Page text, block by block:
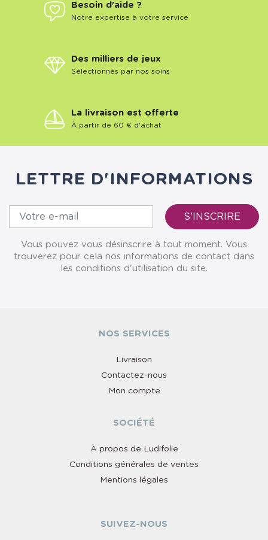
Besoin d'aide ?
Notre expertise à votre service
Des milliers de jeux
Sélectionnés par nos soins
La livraison est offerte
À partir de 60 € d'achat
LETTRE D'INFORMATIONS
Vous pouvez vous désinscrire à tout moment. Vous
trouverez pour cela nos informations de contact dans
les conditions d'utilisation du site.
NOS SERVICES
Livraison
Contactez-nous
Mon compte
SOCIÉTÉ
À propos de Ludifolie
Conditions générales de ventes
Mentions légales
SUIVEZ-NOUS